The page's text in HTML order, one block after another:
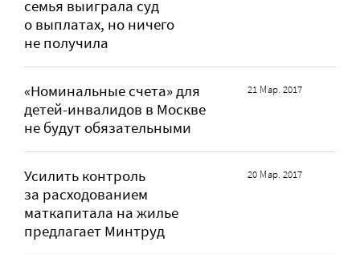
семья выиграла суд
о выплатах, но ничего
не получила
«Номинальные счета» для
детей-инвалидов в Москве
не будут обязательными
21 Мар. 2017
Усилить контроль
за расходованием
маткапитала на жилье
предлагает Минтруд
20 Мар. 2017